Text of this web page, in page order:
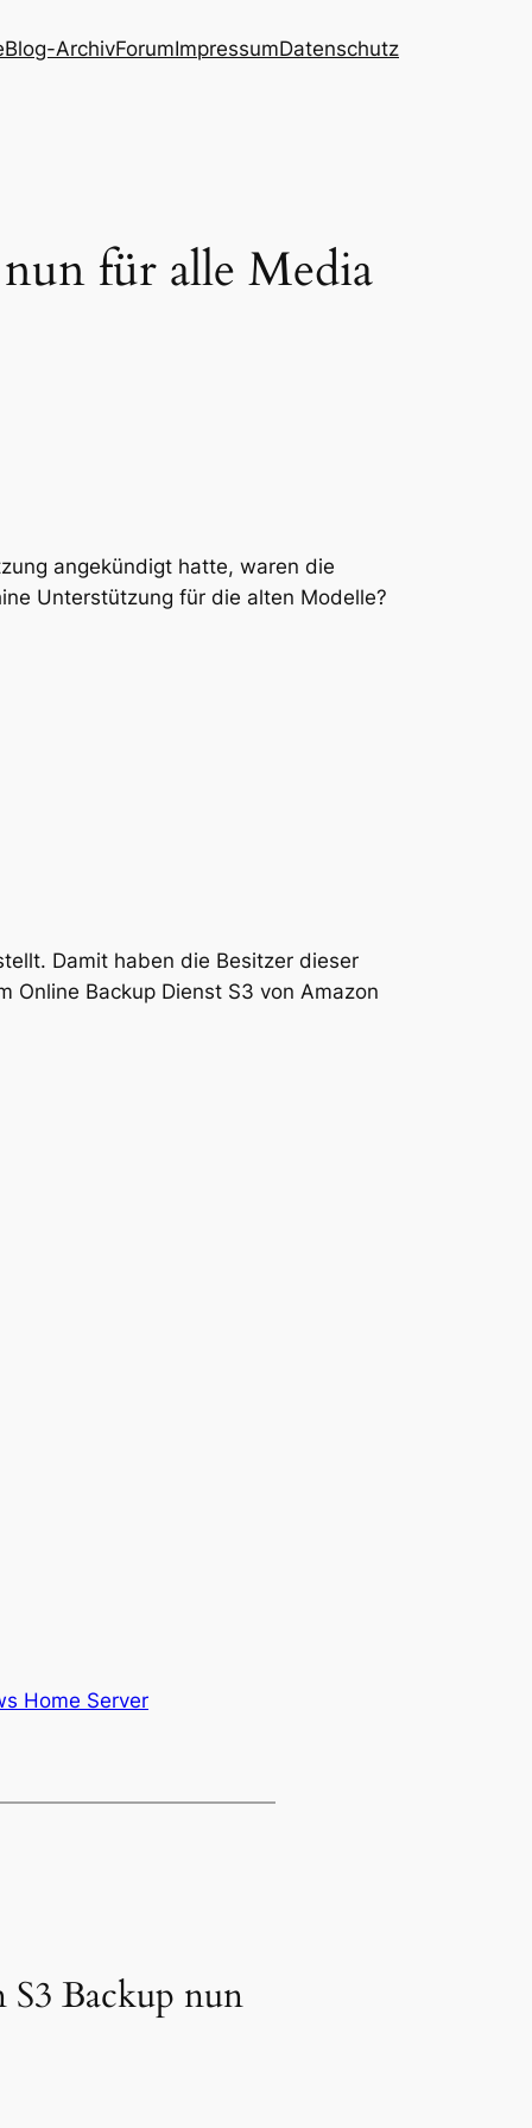
Blog-ArchivForumImpressumDatenschutz
für alle Media
angekündigt hatte, waren die
Unterstützung für die alten Modelle?
Damit haben die Besitzer dieser
Online Backup Dienst S3 von Amazon
Home Server
Backup nun